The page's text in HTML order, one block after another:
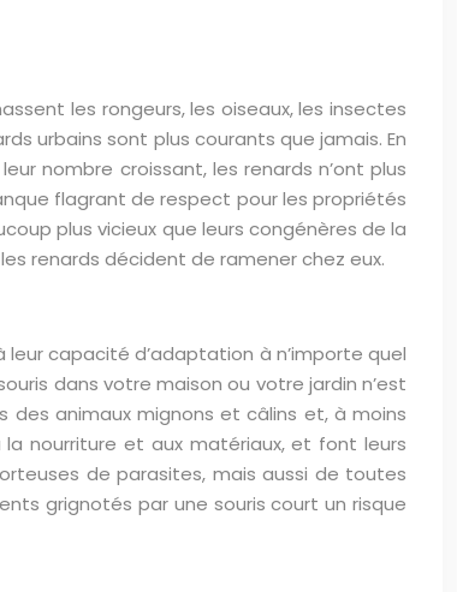
les rongeurs, les oiseaux, les insectes
urbains sont plus courants que jamais. En
nombre croissant, les renards n’ont plus
flagrant de respect pour les propriétés
plus vicieux que leurs congénères de la
renards décident de ramener chez eux.
capacité d’adaptation à n’importe quel
dans votre maison ou votre jardin n’est
animaux mignons et câlins et, à moins
nourriture et aux matériaux, et font leurs
de parasites, mais aussi de toutes
grignotés par une souris court un risque